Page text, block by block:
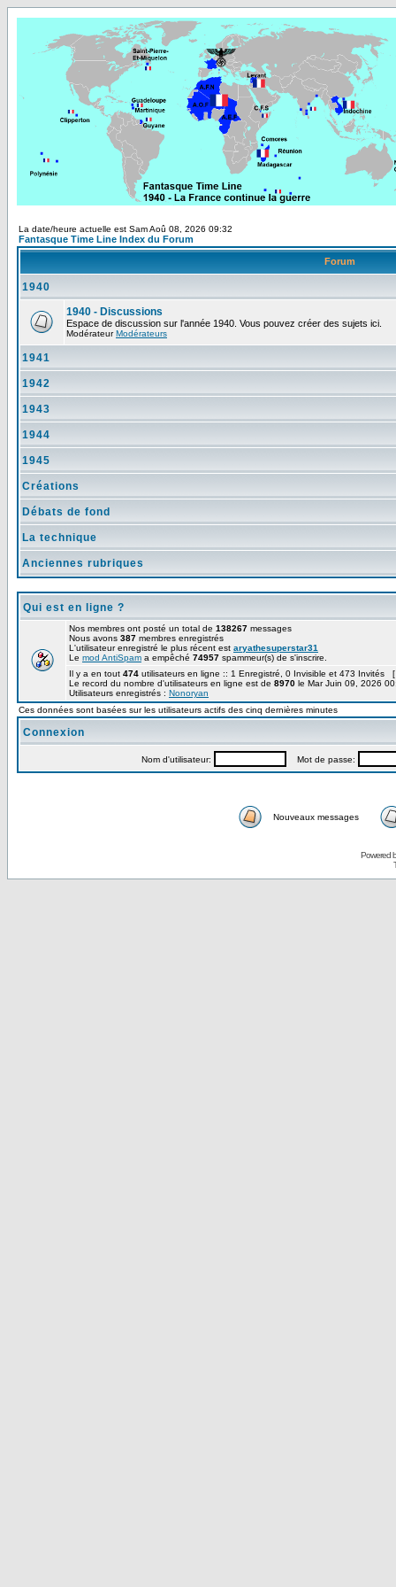
La date/heure actuelle est Sam Aoû 08, 2026 09:32
Fantasque Time Line Index du Forum
Forum
1940
1940 - Discussions
Espace de discussion sur l'année 1940. Vous pouvez créer des sujets ici.
ModérateurModérateurs
1941
1942
1943
1944
1945
Créations
Débats de fond
La technique
Anciennes rubriques
Qui est en ligne ?
Nos membres ont posté un total de 138267 messages
Nous avons 387 membres enregistrés
L'utilisateur enregistré le plus récent est aryathesuperstar31
Le mod AntiSpam a empêché 74957 spammeur(s) de s'inscrire.
Il y a en tout 474 utilisateurs en ligne :: 1 Enregistré, 0 Invisible et 473 Invités [
Le record du nombre d'utilisateurs en ligne est de 8970 le Mar Juin 09, 2026
Utilisateurs enregistrés : Nonoryan
Ces données sont basées sur les utilisateurs actifs des cinq dernières minutes
Connexion
Nom d'utilisateur: Mot de passe:
Nouveaux messages
Powered